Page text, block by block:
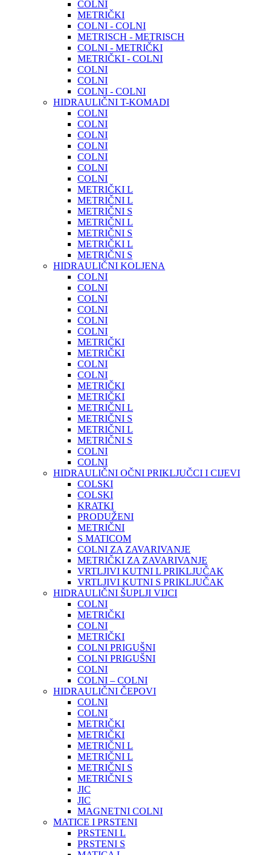
COLNI
METRIČKI
COLNI - COLNI
METRISCH - METRISCH
COLNI - METRIČKI
METRIČKI - COLNI
COLNI
COLNI
COLNI - COLNI
HIDRAULIČNI T-KOMADI
COLNI
COLNI
COLNI
COLNI
COLNI
COLNI
COLNI
METRIČKI L
METRIČNI L
METRIČNI S
METRIČNI L
METRIČNI S
METRIČKI L
METRIČNI S
HIDRAULIČNI KOLJENA
COLNI
COLNI
COLNI
COLNI
COLNI
COLNI
METRIČKI
METRIČKI
COLNI
COLNI
METRIČKI
METRIČKI
METRIČNI L
METRIČNI S
METRIČNI L
METRIČNI S
COLNI
COLNI
HIDRAULIČNI OČNI PRIKLJUČCI I CIJEVI
COLSKI
COLSKI
KRATKI
PRODUŽENI
METRIČNI
S MATICOM
COLNI ZA ZAVARIVANJE
METRIČKI ZA ZAVARIVANJE
VRTLJIVI KUTNI L PRIKLJUČAK
VRTLJIVI KUTNI S PRIKLJUČAK
HIDRAULIČNI ŠUPLJI VIJCI
COLNI
METRIČKI
COLNI
METRIČKI
COLNI PRIGUŠNI
COLNI PRIGUŠNI
COLNI
COLNI – COLNI
HIDRAULIČNI ČEPOVI
COLNI
COLNI
METRIČKI
METRIČKI
METRIČNI L
METRIČNI L
METRIČNI S
METRIČNI S
JIC
JIC
MAGNETNI COLNI
MATICE I PRSTENI
PRSTENI L
PRSTENI S